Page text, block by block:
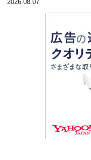
2026.08.07